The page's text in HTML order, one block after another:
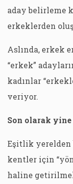
aday belirleme
erkeklerden
Aslında, erkek
“erkek”
kadınlar
veriyor.
Son olarak
Eşitlik yerelden
kentler için
haline